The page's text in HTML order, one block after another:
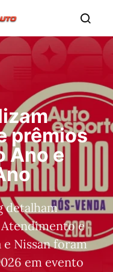
prêmios
Ano e
detalham
e
e Nissan foram
em evento